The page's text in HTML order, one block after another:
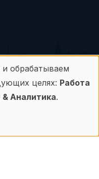
с данного
обрабатываем
целях: Работа
Аналитика.